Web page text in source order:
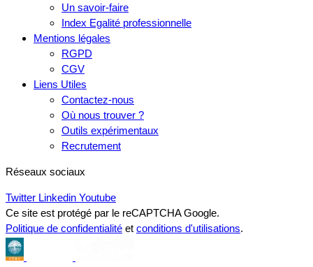
Un savoir-faire
Index Egalité professionnelle
Mentions légales
RGPD
CGV
Liens Utiles
Contactez-nous
Où nous trouver ?
Outils expérimentaux
Recrutement
Réseaux sociaux
Twitter Linkedin Youtube
Ce site est protégé par le reCAPTCHA Google.
Politique de confidentialité et conditions d'utilisations.